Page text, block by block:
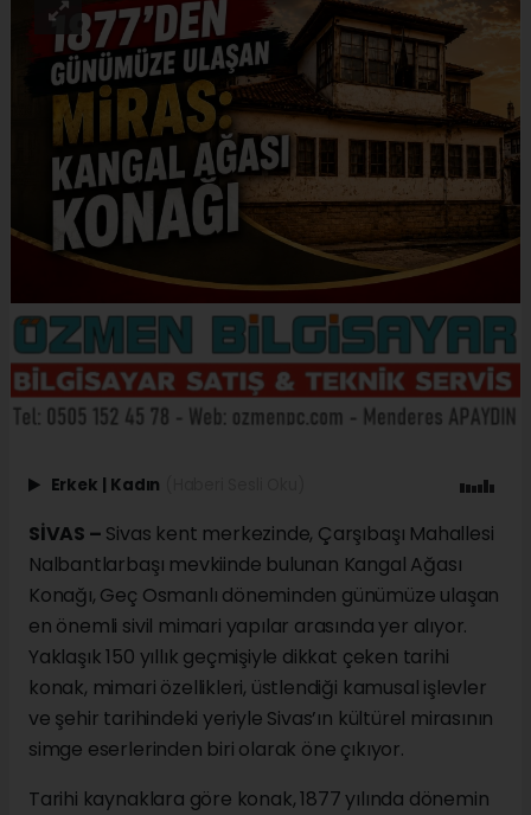
Erkek | Kadın
SİVAS – Sivas kent merkezinde, Çarşıbaşı Mahallesi
Nalbantlarbaşı mevkiinde bulunan Kangal Ağası
Konağı, Geç Osmanlı döneminden günümüze ulaşan
en önemli sivil mimari yapılar arasında yer alıyor.
Yaklaşık 150 yıllık geçmişiyle dikkat çeken tarihi
konak, mimari özellikleri, üstlendiği kamusal işlevler
ve şehir tarihindeki yeriyle Sivas’ın kültürel mirasının
simge eserlerinden biri olarak öne çıkıyor.
Tarihi kaynaklara göre konak, 1877 yılında dönemin